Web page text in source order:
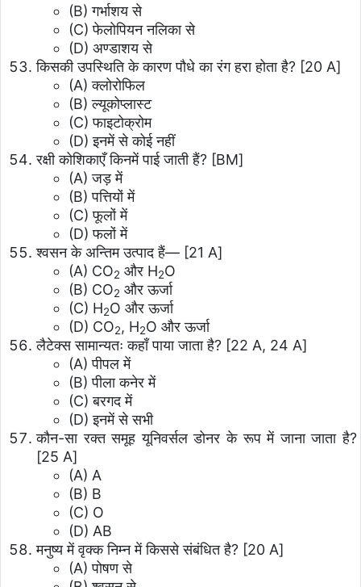
(B) गर्भाशय से
(C) फेलोपियन नलिका से
(D) अण्डाशय से
किसकी उपस्थिति के कारण पौधे का रंग हरा होता है? [20 A]
(A) क्लोरोफिल
(B) ल्यूकोप्लास्ट
(C) फाइटोक्रोम
(D) इनमें से कोई नहीं
रक्षी कोशिकाएँ किनमें पाई जाती हैं? [BM]
(A) जड़ में
(B) पत्तियों में
(C) फूलों में
(D) फलों में
श्वसन के अन्तिम उत्पाद हैं— [21 A]
(A) CO2 और H2O
(B) CO2 और ऊर्जा
(C) H2O और ऊर्जा
(D) CO2, H2O और ऊर्जा
लैटेक्स सामान्यतः कहाँ पाया जाता है? [22 A, 24 A]
(A) पीपल में
(B) पीला कनेर में
(C) बरगद में
(D) इनमें से सभी
कौन-सा रक्त समूह यूनिवर्सल डोनर के रूप में जाना जाता है?
[25 A]
(A) A
(B) B
(C) O
(D) AB
मनुष्य में वृक्क निम्न में किससे संबंधित है? [20 A]
(A) पोषण से